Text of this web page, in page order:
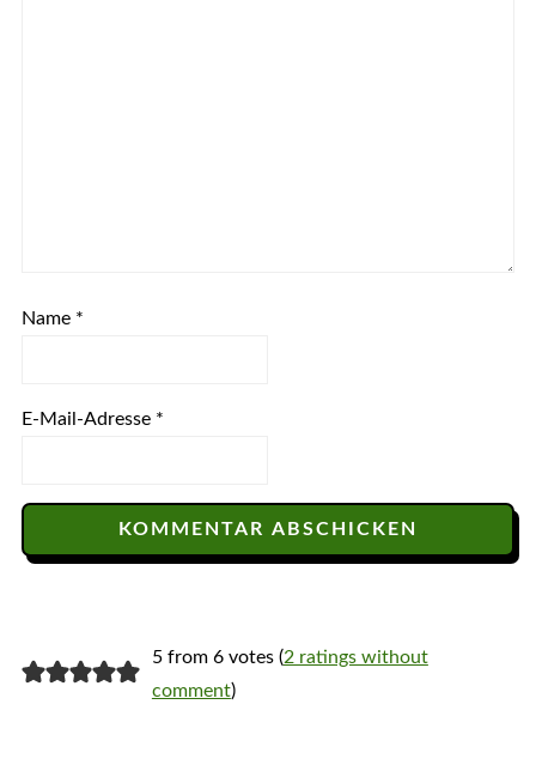
Name *
E-Mail-Adresse *
5 from 6 votes (2 ratings without
comment)